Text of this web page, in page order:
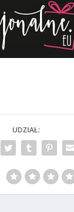
UDZIAŁ: